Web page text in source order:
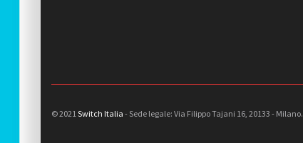
© 2021 Switch Italia - Sede legale: Via Filippo Tajani 16, 20133 - Milano.